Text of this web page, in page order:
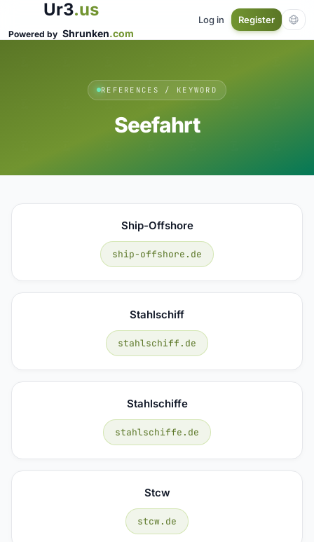
Ur3.us
Powered by Shrunken.com
Log in Register
REFERENCES / KEYWORD
Seefahrt
Ship-Offshore
ship-offshore.de
Stahlschiff
stahlschiff.de
Stahlschiffe
stahlschiffe.de
Stcw
stcw.de